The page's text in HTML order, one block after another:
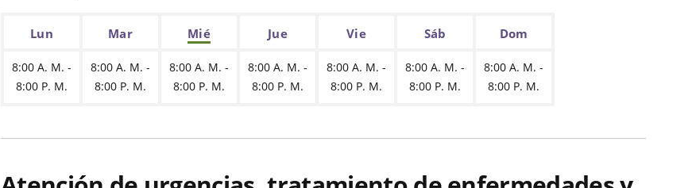
Lun Mar Mié Jue Vie Sáb Dom
8:00 A. M. -
8:00 P. M.
8:00 A. M. -
8:00 P. M.
8:00 A. M. -
8:00 P. M.
8:00 A. M. -
8:00 P. M.
8:00 A. M. -
8:00 P. M.
8:00 A. M. -
8:00 P. M.
8:00 A. M. -
8:00 P. M.